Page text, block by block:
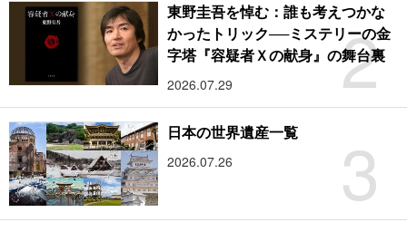
2
東野圭吾を悼む：誰も考えつかな
かったトリック──ミステリーの金
字塔『容疑者Ｘの献身』の舞台裏
2026.07.29
3
日本の世界遺産一覧
2026.07.26